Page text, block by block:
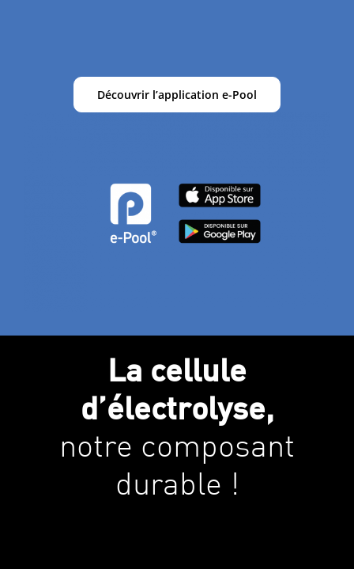
Découvrir l’application e-Pool
La cellule
d’électrolyse,
notre composant
durable !